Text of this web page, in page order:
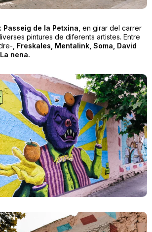
Passeig de la Petxina , en girar del carrer
pintures de diferents artistes. Entre
, Freskales, Mentalink, Soma, David
nena.